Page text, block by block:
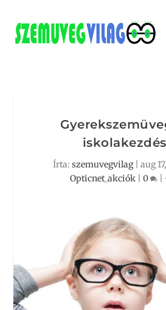
Írta: szemuvegvilag| aug
Opticnet_akciók
0